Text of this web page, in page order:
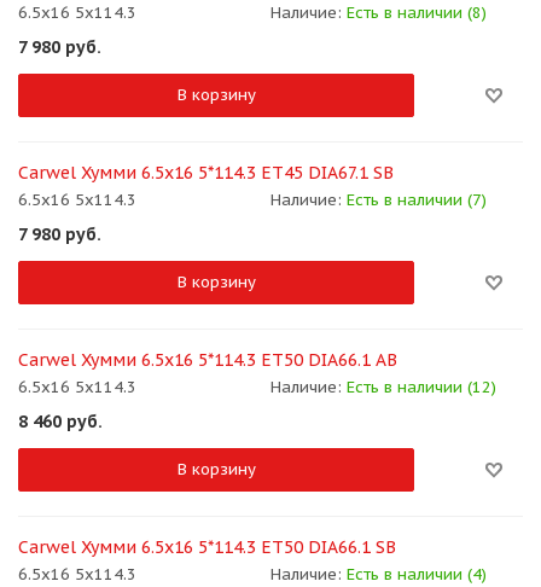
6.5x16 5x114.3 Наличие: Есть в наличии (8)
7 980 руб.
В корзину
Carwel Хумми 6.5x16 5*114.3 ET45 DIA67.1 SB
6.5x16 5x114.3 Наличие: Есть в наличии (7)
7 980 руб.
В корзину
Carwel Хумми 6.5x16 5*114.3 ET50 DIA66.1 AB
6.5x16 5x114.3 Наличие: Есть в наличии (12)
8 460 руб.
В корзину
Carwel Хумми 6.5x16 5*114.3 ET50 DIA66.1 SB
6.5x16 5x114.3 Наличие: Есть в наличии (4)